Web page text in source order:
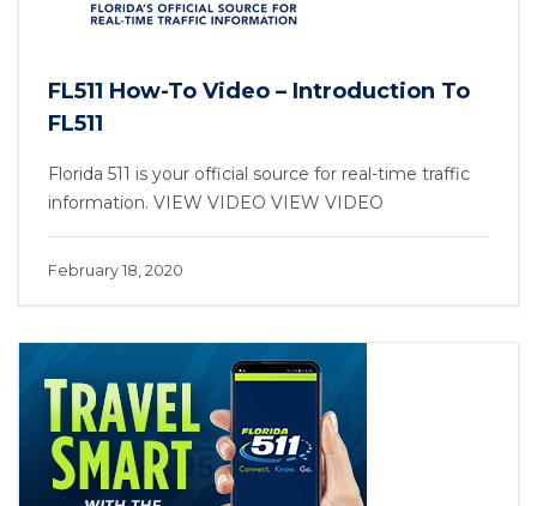
FL511 How-To Video – Introduction To
FL511
Florida 511 is your official source for real-time traffic
information. VIEW VIDEO VIEW VIDEO
February 18, 2020